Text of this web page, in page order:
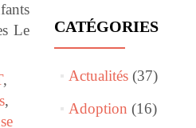
Le
,
,
CATÉGORIES
Actualités(37)
Adoption (16)